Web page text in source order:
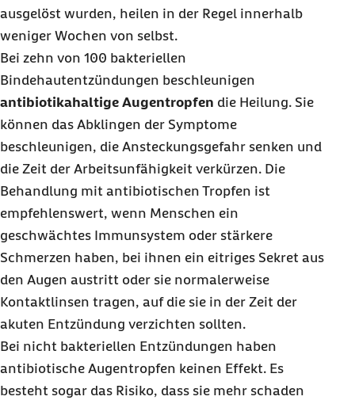
ausgelöst wurden, heilen in der Regel innerhalb
weniger Wochen von selbst.
Bei zehn von 100 bakteriellen
Bindehautentzündungen beschleunigen
antibiotikahaltige Augentropfen die Heilung. Sie
können das Abklingen der Symptome
beschleunigen, die Ansteckungsgefahr senken und
die Zeit der Arbeitsunfähigkeit verkürzen. Die
Behandlung mit antibiotischen Tropfen ist
empfehlenswert, wenn Menschen ein
geschwächtes Immunsystem oder stärkere
Schmerzen haben, bei ihnen ein eitriges Sekret aus
den Augen austritt oder sie normalerweise
Kontaktlinsen tragen, auf die sie in der Zeit der
akuten Entzündung verzichten sollten.
Bei nicht bakteriellen Entzündungen haben
antibiotische Augentropfen keinen Effekt. Es
besteht sogar das Risiko, dass sie mehr schaden